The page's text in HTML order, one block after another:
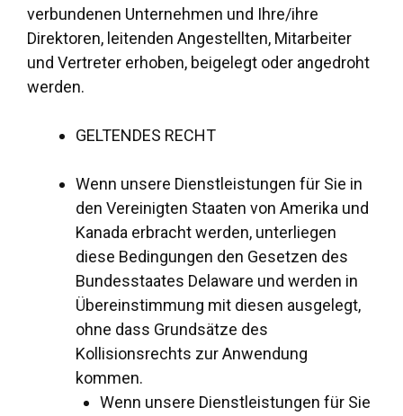
verbundenen Unternehmen und Ihre/ihre
Direktoren, leitenden Angestellten, Mitarbeiter
und Vertreter erhoben, beigelegt oder angedroht
werden.
GELTENDES RECHT
Wenn unsere Dienstleistungen für Sie in
den Vereinigten Staaten von Amerika und
Kanada erbracht werden, unterliegen
diese Bedingungen den Gesetzen des
Bundesstaates Delaware und werden in
Übereinstimmung mit diesen ausgelegt,
ohne dass Grundsätze des
Kollisionsrechts zur Anwendung
kommen.
Wenn unsere Dienstleistungen für Sie